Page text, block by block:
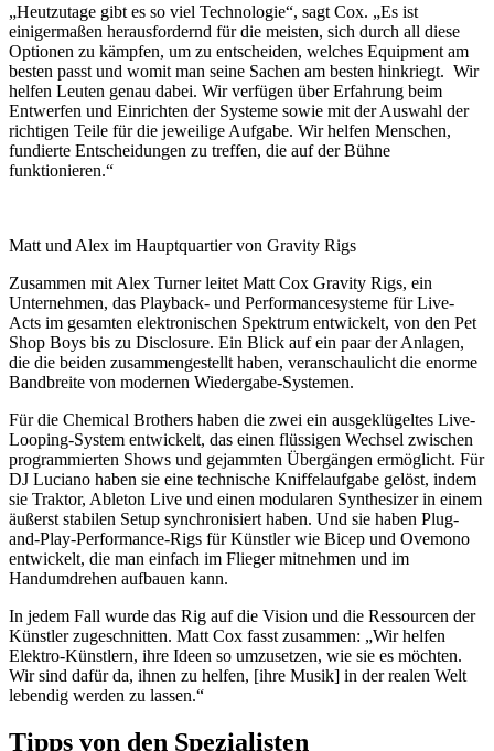
„Heutzutage gibt es so viel Technologie“, sagt Cox. „Es ist
einigermaßen herausfordernd für die meisten, sich durch all diese
Optionen zu kämpfen, um zu entscheiden, welches Equipment am
besten passt und womit man seine Sachen am besten hinkriegt. Wir
helfen Leuten genau dabei. Wir verfügen über Erfahrung beim
Entwerfen und Einrichten der Systeme sowie mit der Auswahl der
richtigen Teile für die jeweilige Aufgabe. Wir helfen Menschen,
fundierte Entscheidungen zu treffen, die auf der Bühne
funktionieren.“
Matt und Alex im Hauptquartier von Gravity Rigs
Zusammen mit Alex Turner leitet Matt Cox Gravity Rigs, ein
Unternehmen, das Playback- und Performancesysteme für Live-
Acts im gesamten elektronischen Spektrum entwickelt, von den Pet
Shop Boys bis zu Disclosure. Ein Blick auf ein paar der Anlagen,
die die beiden zusammengestellt haben, veranschaulicht die enorme
Bandbreite von modernen Wiedergabe-Systemen.
Für die Chemical Brothers haben die zwei ein ausgeklügeltes Live-
Looping-System entwickelt, das einen flüssigen Wechsel zwischen
programmierten Shows und gejammten Übergängen ermöglicht. Für
DJ Luciano haben sie eine technische Kniffelaufgabe gelöst, indem
sie Traktor, Ableton Live und einen modularen Synthesizer in einem
äußerst stabilen Setup synchronisiert haben. Und sie haben Plug-
and-Play-Performance-Rigs für Künstler wie Bicep und Ovemono
entwickelt, die man einfach im Flieger mitnehmen und im
Handumdrehen aufbauen kann.
In jedem Fall wurde das Rig auf die Vision und die Ressourcen der
Künstler zugeschnitten. Matt Cox fasst zusammen: „Wir helfen
Elektro-Künstlern, ihre Ideen so umzusetzen, wie sie es möchten.
Wir sind dafür da, ihnen zu helfen, [ihre Musik] in der realen Welt
lebendig werden zu lassen.“
Tipps von den Spezialisten